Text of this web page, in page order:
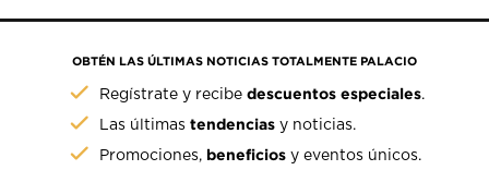
OBTÉN LAS ÚLTIMAS NOTICIAS TOTALMENTE PALACIO
Regístrate y recibedescuentos especiales.
Las últimastendencias y noticias.
Promociones, beneficios y eventos únicos.